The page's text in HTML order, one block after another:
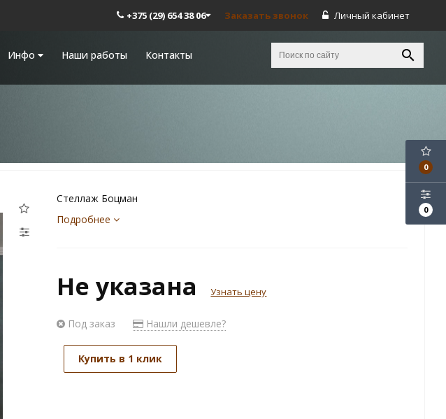
Личный кабинет
Заказать звонок
+375 (29) 654 38 06
Инфо Наши работы Контакты
0
0
Стеллаж Боцман
Подробнее
Не указана Узнать цену
Под заказ Нашли дешевле?
Купить в 1 клик